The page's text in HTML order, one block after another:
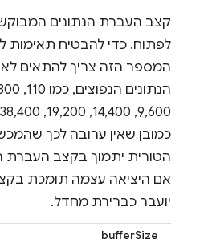
קצב העברת הנתונים
לפתוח. כדי להבטיח תאימות
המספר הזה צריך להתאים
כמובן שאין ערובה לכך
הטורית יתמוך בקצב העברת
אם היציאה עצמה תומכת
יועבר כברירת מחדל.
bufferSize